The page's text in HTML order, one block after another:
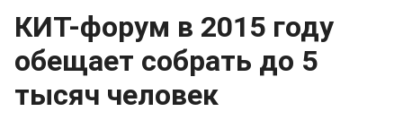
КИТ-форум в 2015 году
обещает собрать до 5
тысяч человек